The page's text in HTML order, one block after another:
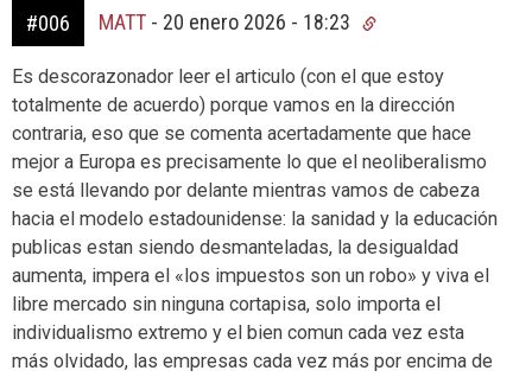
#006 MATT - 20 enero 2026 - 18:23
Es descorazonador leer el articulo (con el que estoy
totalmente de acuerdo) porque vamos en la dirección
contraria, eso que se comenta acertadamente que hace
mejor a Europa es precisamente lo que el neoliberalismo
se está llevando por delante mientras vamos de cabeza
hacia el modelo estadounidense: la sanidad y la educación
publicas estan siendo desmanteladas, la desigualdad
aumenta, impera el «los impuestos son un robo» y viva el
libre mercado sin ninguna cortapisa, solo importa el
individualismo extremo y el bien comun cada vez esta
más olvidado, las empresas cada vez más por encima de